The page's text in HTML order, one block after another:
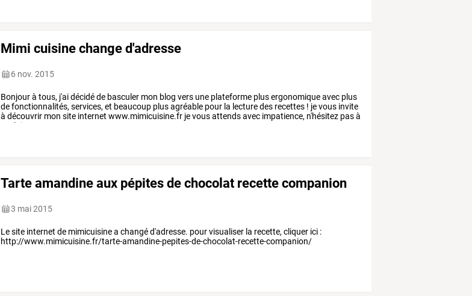
Mimi cuisine change d'adresse
6 nov. 2015
Bonjourà tous, j'aidécidéde basculer mon blog vers une plateforme plusergonomiqueavec plus
defonctionnalités,services,et beaucoup plusagréable pour la lecturedes recettes ! jevous invite
à découvrir mon site internet www.mimicuisine.fr jevousattendsavec impatience, n'hésitez pasà
laisser
Tarte amandine aux pépites de chocolat recette companion
3 mai 2015
Le site internet de mimicuisine a changé d'adresse. pour visualiser la recette, cliquer ici :
http://www.mimicuisine.fr/tarte-amandine-pepites-de-chocolat-recette-companion/